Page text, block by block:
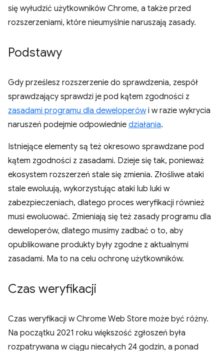
się wyłudzić użytkowników Chrome, a także przed
rozszerzeniami, które nieumyślnie naruszają zasady.
Podstawy
Gdy prześlesz rozszerzenie do sprawdzenia, zespół
sprawdzający sprawdzi je pod kątem zgodności z
zasadami programu dla deweloperówi w razie wykrycia
naruszeń podejmie odpowiednie działania.
Istniejące elementy są też okresowo sprawdzane pod
kątem zgodności z zasadami. Dzieje się tak, ponieważ
ekosystem rozszerzeń stale się zmienia. Złośliwe ataki
stale ewoluują, wykorzystując ataki lub luki w
zabezpieczeniach, dlatego proces weryfikacji również
musi ewoluować. Zmieniają się też zasady programu dla
deweloperów, dlatego musimy zadbać o to, aby
opublikowane produkty były zgodne z aktualnymi
zasadami. Ma to na celu ochronę użytkowników.
Czas weryfikacji
Czas weryfikacji w Chrome Web Store może być różny.
Na początku 2021 roku większość zgłoszeń była
rozpatrywana w ciągu niecałych 24 godzin, a ponad